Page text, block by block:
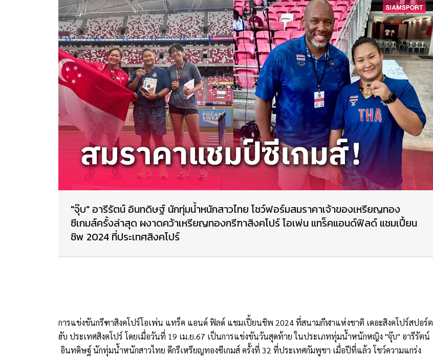
"จุ๊บ" อารีรัตน์ อินทดิษฐ์ นักทุ่มน้ำหนักสาวไทย โชว์ฟอร์มสมราคาเจ้าของเหรียญทอง
ซีเกมส์ครั้งล่าสุด ผงาดคว้าเหรียญทองกรีฑาสิงคโปร์ โอเพ่น แทร็คแอนด์ฟิลด์ แชมเปี้ยน
ชิพ 2024 ที่ประเทศสิงคโปร์
การแข่งขันกรีฑาสิงคโปร์โอเพ่น แทร็ค แอนด์ ฟิลด์ แชมเปี้ยนชิพ 2024 ที่สนามกีฬาแห่งชาติ เดอะสิงคโปร์สปอร์ต
ฮับ ประเทศสิงคโปร์ โดยเมื่อวันที่ 19 เม.ย.67 เป็นการแข่งขันวันสุดท้าย ในประเภททุ่มน้ำหนักหญิง "จุ๊บ" อารีรัตน์
อินทดิษฐ์ นักทุ่มน้ำหนักสาวไทย ดีกรีเหรียญทองซีเกมส์ ครั้งที่ 32 ที่ประเทศกัมพูชา เมื่อปีที่แล้ว โชว์ความแกร่ง